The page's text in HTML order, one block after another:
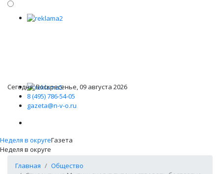
Сегодня: Воскресенье, 09 августа 2026
8 (495) 786-54-05
gazeta@n-v-o.ru
Неделя в округеГазета
Неделя в округе
Главная
Общество